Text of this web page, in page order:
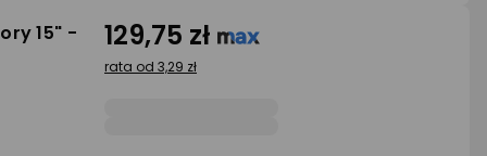
15" - 129,75 zł
rata od 3,29 zł